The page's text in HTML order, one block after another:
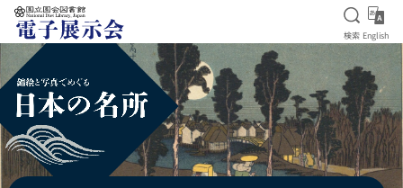
本文へ移動
検索を
検索 English